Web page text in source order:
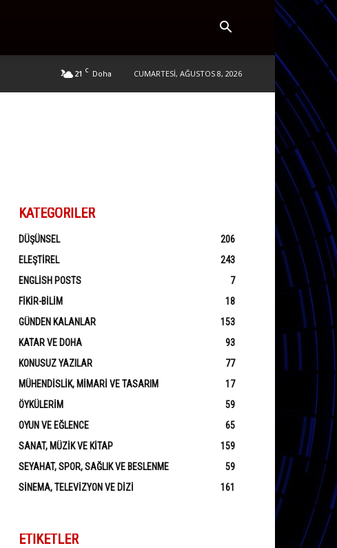
21 C Doha CUMARTESI, AĞUSTOS 8, 2026
KATEGORILER
DÜŞÜNSEL
206
ELEŞTIREL
243
ENGLISH POSTS
7
FIKIR-BILIM
18
GÜNDEN KALANLAR
153
KATAR VE DOHA
93
KONUSUZ YAZILAR
77
MÜHENDISLIK, MIMARI VE TASARIM
17
ÖYKÜLERIM
59
OYUN VE EĞLENCE
65
SANAT, MÜZIK VE KITAP
159
SEYAHAT, SPOR, SAĞLIK VE BESLENME
59
SINEMA, TELEVIZYON VE DIZI
161
ETIKETLER